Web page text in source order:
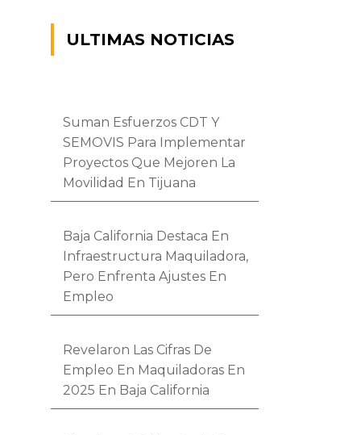
ULTIMAS NOTICIAS
Suman Esfuerzos CDT Y
SEMOVIS Para Implementar
Proyectos Que Mejoren La
Movilidad En Tijuana
Baja California Destaca En
Infraestructura Maquiladora,
Pero Enfrenta Ajustes En
Empleo
Revelaron Las Cifras De
Empleo En Maquiladoras En
2025 En Baja California